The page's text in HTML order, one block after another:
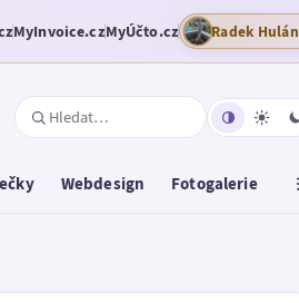
MyInvoice.czMyÚčto.cz Radek Hulán
Webdesign Fotogalerie